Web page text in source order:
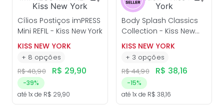
Cílios Postiços imPRESS
Mini REFIL - Kiss New York
KISS NEW YORK
+ 8 opções
R$ 48,90 R$ 29,90
-39%
até 1x de R$ 29,90
Body Splash Classics
Collection - Kiss New
York
KISS NEW YORK
+ 3 opções
R$ 44,90 R$ 38,16
-15%
até 1x de R$ 38,16